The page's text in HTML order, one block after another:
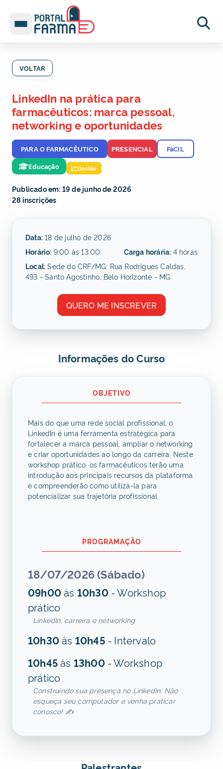
VOLTAR
LinkedIn na prática para
farmacêuticos: marca pessoal,
networking e oportunidades
PARA O FARMACÊUTICO PRESENCIAL
FáCIL
Educação
Gestão
Publicado em: 19 de junho de 2026
28 inscrições
Data: 18 de julho de 2026
Horário: 9:00 às 13:00 Carga horária: 4 horas
Local: Sede do CRF/MG: Rua Rodrigues Caldas,
493 - Santo Agostinho, Belo Horizonte - MG
QUERO ME INSCREVER
Informações do Curso
OBJETIVO
Mais do que uma rede social profissional, o
LinkedIn é uma ferramenta estratégica para
fortalecer a marca pessoal, ampliar o networking
e criar oportunidades ao longo da carreira. Neste
workshop prático, os farmacêuticos terão uma
introdução aos principais recursos da plataforma
e compreenderão como utilizá-la para
potencializar sua trajetória profissional.
PROGRAMAÇÃO
18/07/2026 (Sábado)
09h00às 10h30- Workshop
prático
LinkedIn, carreira e networking
10h30às 10h45- Intervalo
10h45às 13h00- Workshop
prático
Construindo sua presença no LinkedIn: Não
esqueça seu computador e venha praticar
conosco! ✍️